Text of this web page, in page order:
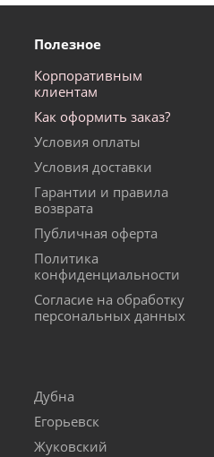
Полезное
Корпоративным
клиентам
Как оформить заказ?
Условия оплаты
Условия доставки
Гарантии и правила
возврата
Публичная оферта
Политика
конфиденциальности
Согласие на обработку
персональных данных
Дубна
Егорьевск
Жуковский